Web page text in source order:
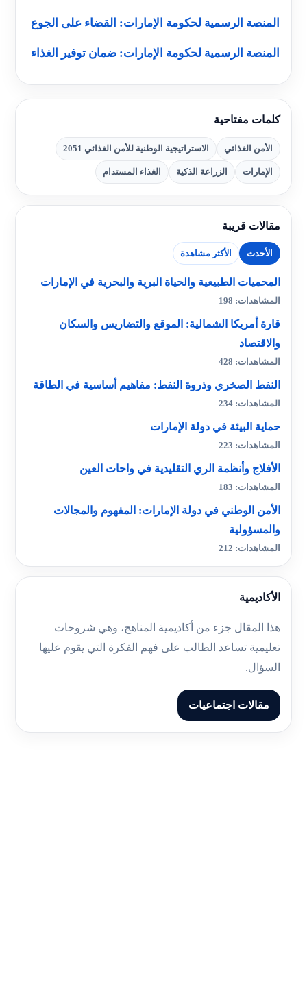
المنصة الرسمية لحكومة الإمارات: القضاء على الجوع
المنصة الرسمية لحكومة الإمارات: ضمان توفير الغذاء
كلمات مفتاحية
الأمن الغذائي الاستراتيجية الوطنية للأمن الغذائي 2051
الإمارات الزراعة الذكية الغذاء المستدام
مقالات قريبة
الأحدث الأكثر مشاهدة
المحميات الطبيعية والحياة البرية والبحرية في الإمارات
المشاهدات: 198
قارة أمريكا الشمالية: الموقع والتضاريس والسكان
والاقتصاد
المشاهدات: 428
النفط الصخري وذروة النفط: مفاهيم أساسية في الطاقة
المشاهدات: 234
حماية البيئة في دولة الإمارات
المشاهدات: 223
الأفلاج وأنظمة الري التقليدية في واحات العين
المشاهدات: 183
الأمن الوطني في دولة الإمارات: المفهوم والمجالات
والمسؤولية
المشاهدات: 212
الأكاديمية
هذا المقال جزء من أكاديمية المناهج، وهي شروحات
تعليمية تساعد الطالب على فهم الفكرة التي يقوم عليها
السؤال.
مقالات اجتماعيات